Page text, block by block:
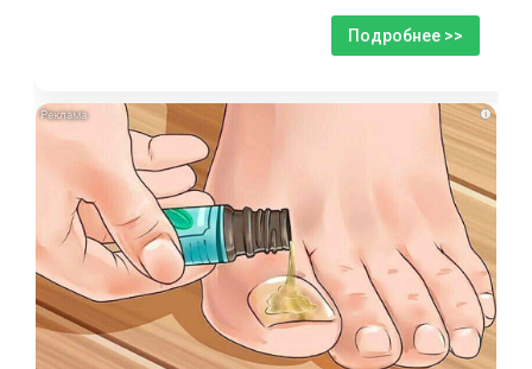
Подробнее >>
i